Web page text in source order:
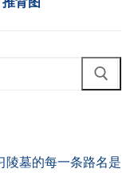
陵墓的每一条路名是